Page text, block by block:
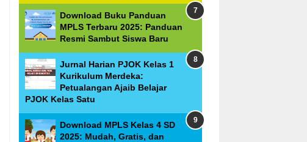
Download Buku Panduan
MPLS Terbaru 2025: Panduan
Resmi Sambut Siswa Baru
Jurnal Harian PJOK Kelas 1
Kurikulum Merdeka:
Petualangan Ajaib Belajar
PJOK Kelas Satu
Download MPLS Kelas 4 SD
2025: Mudah, Gratis, dan